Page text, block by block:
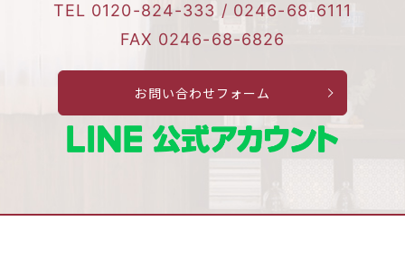
TEL 0120-824-333 / 0246-68-6111
FAX 0246-68-6826
お問い合わせフォーム